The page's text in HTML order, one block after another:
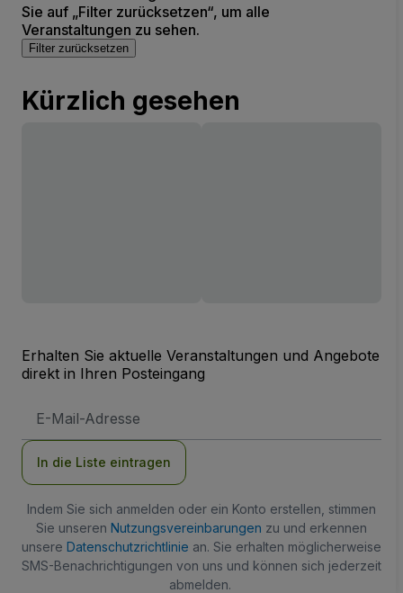
Sie auf „Filter zurücksetzen“, um alle
Veranstaltungen zu sehen.
Filter zurücksetzen
Kürzlich gesehen
Erhalten Sie aktuelle Veranstaltungen und Angebote
direkt in Ihren Posteingang
Mail-
In die Liste eintragen
Indem Sie sich anmelden oder ein Konto erstellen, stimmen
Sie unseren Nutzungsvereinbarungen zu und erkennen
unsere Datenschutzrichtlinie an. Sie erhalten möglicherweise
SMS-Benachrichtigungen von uns und können sich jederzeit
abmelden.